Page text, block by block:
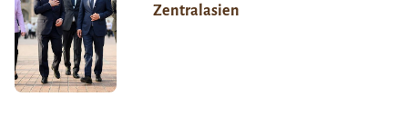
Zentralasien